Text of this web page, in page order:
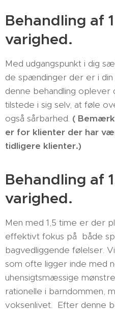
Behandling af
varighed.
Med udgangspunkt i dig
de spændinger der er i
denne behandling
tilstede i sig selv, at føle
også sårbarhed. (
er for klienter der har
tidligere klienter.)
Behandling af
varighed.
Men med 1,5 time er der
effektivt fokus på både
bagvedliggende følelser.
som ofte ligger inde med
uhensigtsmæssige
rationelle i barndommen,
voksenlivet. Efter denne